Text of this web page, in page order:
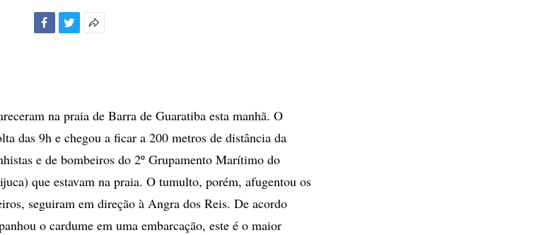
na praia de Barra de Guaratiba esta manhã. O
das 9h e chegou a ficar a 200 metros de distância da
e de bombeiros do 2º Grupamento Marítimo do
que estavam na praia. O tumulto, porém, afugentou os
seguiram em direção à Angra dos Reis. De acordo
o cardume em uma embarcação, este é o maior